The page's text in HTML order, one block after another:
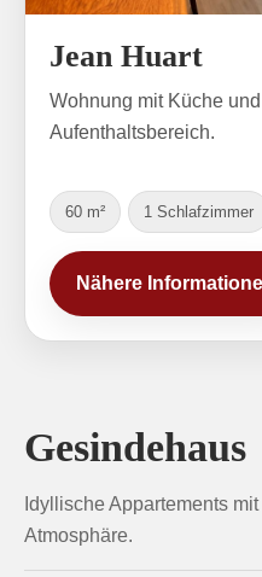
Jean Huart
Wohnung mit Küche
Aufenthaltsbereich.
60 m² 1 Schlafzimmer
Nähere
Gesindehaus
Idyllische Appartements
Atmosphäre.